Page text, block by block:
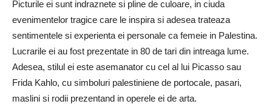
Picturile ei sunt indraznete si pline de culoare, in ciuda
evenimentelor tragice care le inspira si adesea trateaza
sentimentele si experienta ei personale ca femeie in Palestina.
Lucrarile ei au fost prezentate in 80 de tari din intreaga lume.
Adesea, stilul ei este asemanator cu cel al lui Picasso sau
Frida Kahlo, cu simboluri palestiniene de portocale, pasari,
maslini si rodii prezentand in operele ei de arta.